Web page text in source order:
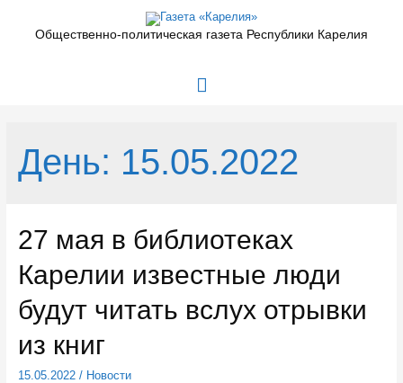
содержимомуОбщественно-политическая газета Республики Карелия
Главное
День: 15.05.2022
27 мая в библиотеках
Карелии известные люди
будут читать вслух отрывки
из книг
15.05.2022/ Новости